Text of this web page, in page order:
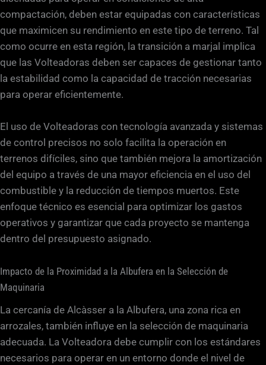
compactación, deben estar equipadas con características
que maximicen su rendimiento en este tipo de terreno. Tal
como ocurre en esta región, la transición a marjal implica
que las Volteadoras deben ser capaces de gestionar tanto
la estabilidad como la capacidad de tracción necesarias
para operar eficientemente.
El uso de Volteadoras con tecnología avanzada y sistemas
de control precisos no solo facilita la operación en
terrenos difíciles, sino que también mejora la amortización
del equipo a través de una mayor eficiencia en el uso del
combustible y la reducción de tiempos muertos. Este
enfoque técnico es esencial para optimizar los gastos
operativos y garantizar que cada proyecto se mantenga
dentro del presupuesto asignado.
Impacto de la Proximidad a la Albufera en la Selección de
Maquinaria
La cercanía de Alcàsser a la Albufera, una zona rica en
arrozales, también influye en la selección de maquinaria
adecuada. La Volteadora debe cumplir con los estándares
necesarios para operar en un entorno donde el nivel de